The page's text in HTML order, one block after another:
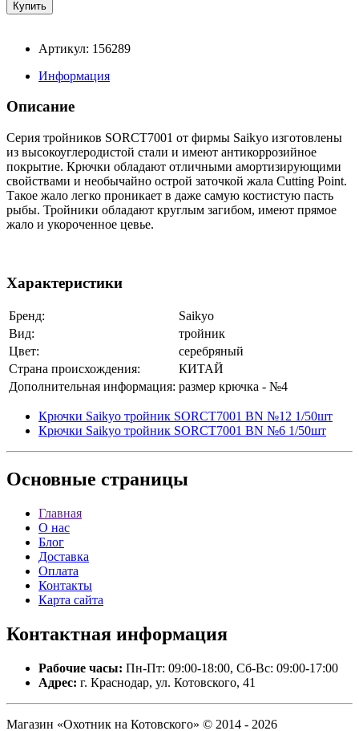
Артикул: 156289
Информация
Описание
Серия тройников SORCT7001 от фирмы Saikyo изготовлены
из высокоуглеродистой стали и имеют антикоррозийное
покрытие. Крючки обладают отличными амортизирующими
свойствами и необычайно острой заточкой жала Cutting Point.
Такое жало легко проникает в даже самую костистую пасть
рыбы. Тройники обладают круглым загибом, имеют прямое
жало и укороченное цевье.
Характеристики
Бренд:
Saikyo
Вид:
тройник
Цвет:
серебряный
Страна происхождения:
КИТАЙ
Дополнительная информация: размер крючка - №4
Крючки Saikyo трoйник SORCT7001 BN №12 1/50шт
Крючки Saikyo трoйник SORCT7001 BN №6 1/50шт
Основные страницы
Главная
О нас
Блог
Доставка
Оплата
Контакты
Карта сайта
Контактная информация
Рабочие часы: Пн-Пт: 09:00-18:00, Сб-Вс: 09:00-17:00
Адрес: г. Краснодар, ул. Котовского, 41
Магазин «Охотник на Котовского» © 2014 - 2026